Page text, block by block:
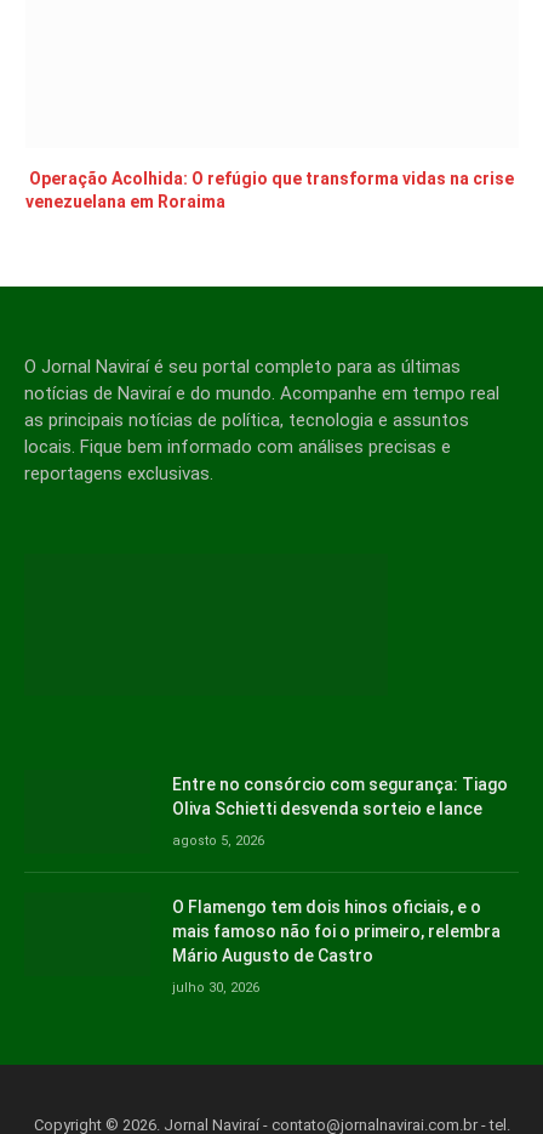
Operação Acolhida: O refúgio que transforma vidas na crise
venezuelana em Roraima
O Jornal Naviraí é seu portal completo para as últimas
notícias de Naviraí e do mundo. Acompanhe em tempo real
as principais notícias de política, tecnologia e assuntos
locais. Fique bem informado com análises precisas e
reportagens exclusivas.
Entre no consórcio com segurança: Tiago
Oliva Schietti desvenda sorteio e lance
agosto 5, 2026
O Flamengo tem dois hinos oficiais, e o
mais famoso não foi o primeiro, relembra
Mário Augusto de Castro
julho 30, 2026
Copyright © 2026. Jornal Naviraí - contato@jornalnavirai.com.br- tel.